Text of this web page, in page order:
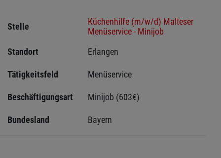
Stelle
Küchenhilfe (m/w/d) Malteser
Menüservice - Minijob
Standort
Erlangen
Tätigkeitsfeld Menüservice
Beschäftigungsart Minijob (603€)
Bundesland Bayern